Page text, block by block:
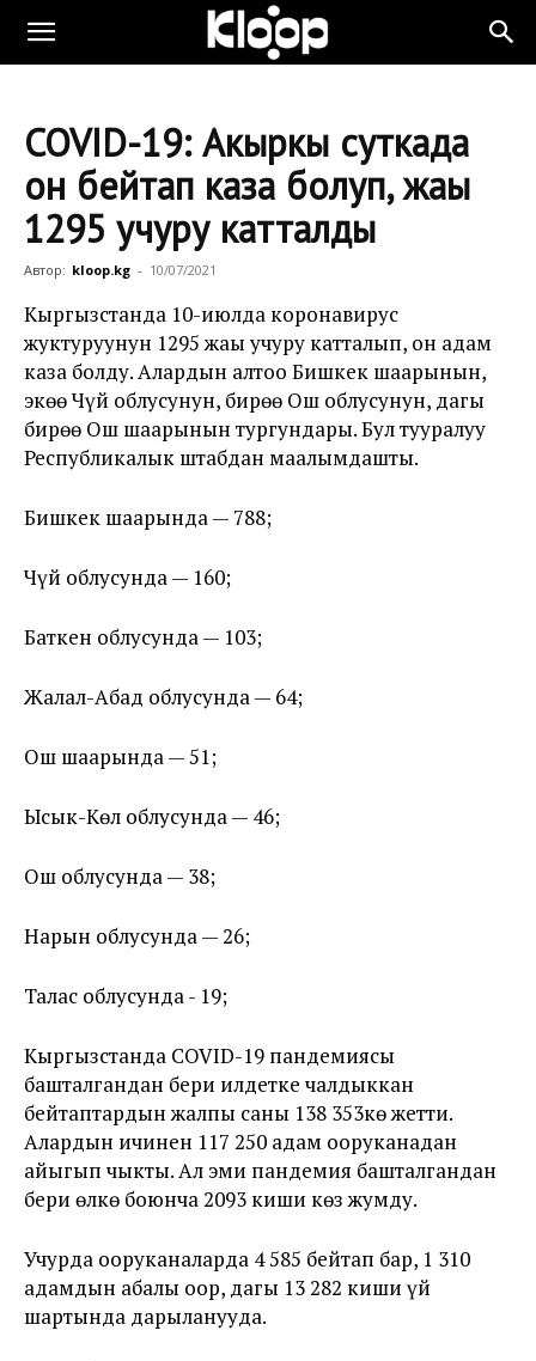
COVID-19: Акыркы суткада
он бейтап каза болуп, жаңы
1295 учуру катталды
Автор: kloop.kg - 10/07/2021
Кыргызстанда 10-июлда коронавирус
жуктуруунун 1295 жаңы учуру катталып, он адам
каза болду. Алардын алтоо Бишкек шаарынын,
экөө Чүй облусунун, бирөө Ош облусунун, дагы
бирөө Ош шаарынын тургундары. Бул тууралуу
Республикалык штабдан маалымдашты.
Бишкек шаарында — 788;
Чүй облусунда — 160;
Баткен облусунда — 103;
Жалал-Абад облусунда — 64;
Ош шаарында — 51;
Ысык-Көл облусунда — 46;
Ош облусунда — 38;
Нарын облусунда — 26;
Талас облусунда - 19;
Кыргызстанда COVID-19 пандемиясы
башталгандан бери илдетке чалдыккан
бейтаптардын жалпы саны 138 353кө жетти.
Алардын ичинен 117 250 адам ооруканадан
айыгып чыкты. Ал эми пандемия башталгандан
бери өлкө боюнча 2093 киши көз жумду.
Учурда ооруканаларда 4 585 бейтап бар, 1 310
адамдын абалы оор, дагы 13 282 киши үй
шартында дарыланууда.